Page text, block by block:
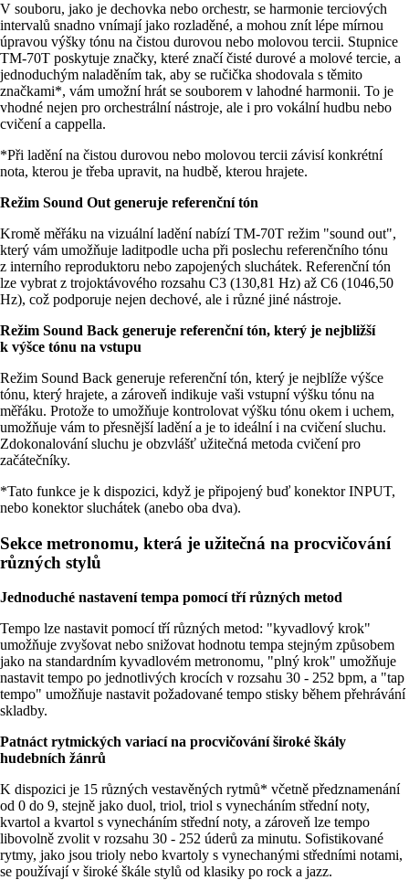
V souboru, jako je dechovka nebo orchestr, se harmonie terciových
intervalů snadno vnímají jako rozladěné, a mohou znít lépe mírnou
úpravou výšky tónu na čistou durovou nebo molovou tercii. Stupnice
TM-70T poskytuje značky, které značí čisté durové a molové tercie, a
jednoduchým naladěním tak, aby se ručička shodovala s těmito
značkami*, vám umožní hrát se souborem v lahodné harmonii. To je
vhodné nejen pro orchestrální nástroje, ale i pro vokální hudbu nebo
cvičení a cappella.
*Při ladění na čistou durovou nebo molovou tercii závisí konkrétní
nota, kterou je třeba upravit, na hudbě, kterou hrajete.
Režim Sound Out generuje referenční tón
Kromě měřáku na vizuální ladění nabízí TM-70T režim "sound out",
který vám umožňuje laditpodle ucha při poslechu referenčního tónu
z interního reproduktoru nebo zapojených sluchátek. Referenční tón
lze vybrat z trojoktávového rozsahu C3 (130,81 Hz) až C6 (1046,50
Hz), což podporuje nejen dechové, ale i různé jiné nástroje.
Režim Sound Back generuje referenční tón, který je nejbližší
k výšce tónu na vstupu
Režim Sound Back generuje referenční tón, který je nejblíže výšce
tónu, který hrajete, a zároveň indikuje vaši vstupní výšku tónu na
měřáku. Protože to umožňuje kontrolovat výšku tónu okem i uchem,
umožňuje vám to přesnější ladění a je to ideální i na cvičení sluchu.
Zdokonalování sluchu je obzvlášť užitečná metoda cvičení pro
začátečníky.
*Tato funkce je k dispozici, když je připojený buď konektor INPUT,
nebo konektor sluchátek (anebo oba dva).
Sekce metronomu, která je užitečná na procvičování
různých stylů
Jednoduché nastavení tempa pomocí tří různých metod
Tempo lze nastavit pomocí tří různých metod: "kyvadlový krok"
umožňuje zvyšovat nebo snižovat hodnotu tempa stejným způsobem
jako na standardním kyvadlovém metronomu, "plný krok" umožňuje
nastavit tempo po jednotlivých krocích v rozsahu 30 - 252 bpm, a "tap
tempo" umožňuje nastavit požadované tempo stisky během přehrávání
skladby.
Patnáct rytmických variací na procvičování široké škály
hudebních žánrů
K dispozici je 15 různých vestavěných rytmů* včetně předznamenání
od 0 do 9, stejně jako duol, triol, triol s vynecháním střední noty,
kvartol a kvartol s vynecháním střední noty, a zároveň lze tempo
libovolně zvolit v rozsahu 30 - 252 úderů za minutu. Sofistikované
rytmy, jako jsou trioly nebo kvartoly s vynechanými středními notami,
se používají v široké škále stylů od klasiky po rock a jazz.